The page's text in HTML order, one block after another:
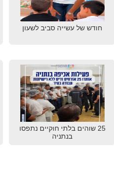
חודש של עשייה סביב לשעון
25 שוהים בלתי חוקיים נתפסו
בנתניה